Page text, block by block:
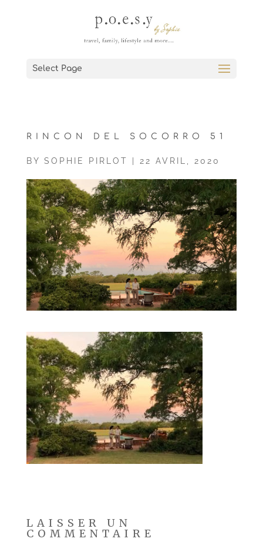
Select Page
RINCON DEL SOCORRO 51
BY SOPHIE PIRLOT 22 AVRIL, 2020
LAISSER UN
COMMENTAIRE